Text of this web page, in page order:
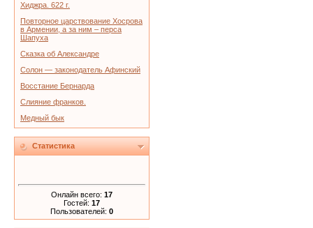
Хиджра. 622 г.
Повторное царствование Хосрова
в Армении, а за ним – перса
Шапуха
Сказка об Александре
Солон — законодатель Афинский
Восстание Бернарда
Слияние франков.
Медный бык
Статистика
Онлайн всего: 17
Гостей: 17
Пользователей: 0